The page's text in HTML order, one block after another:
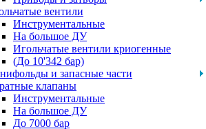
вентили
Инструментальные
На большое ДУ
Игольчатые вентили криогенные
(До 10'342 бар)
и запасные части
клапаны
Инструментальные
На большое ДУ
До 7000 бар